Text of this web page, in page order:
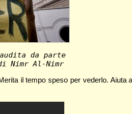
da parte
Nimr Al-Nimr
il tempo speso per vederlo. Aiuta